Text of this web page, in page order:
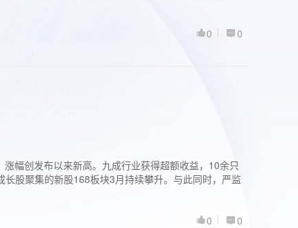
0
0
幅创发布以来新高。九成行业获得超额收益，10余只
股聚集的新股168板块3月持续攀升。与此同时，严监
0
0